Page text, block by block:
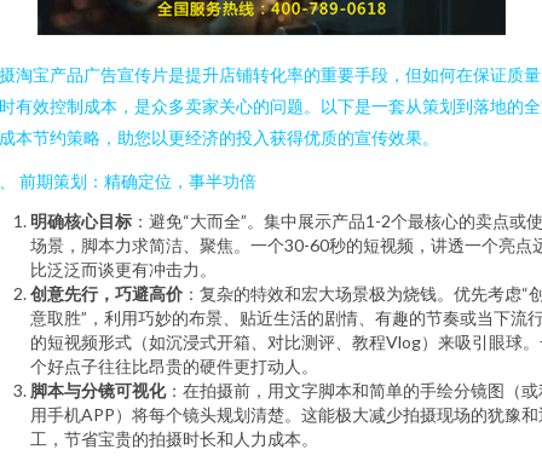
淘宝产品广告宣传片是提升店铺转化率的重要手段，但如何在保证质
有效控制成本，是众多卖家关心的问题。以下是一套从策划到落地的
本节约策略，助您以更经济的投入获得优质的宣传效果。
前期策划：精确定位，事半功倍
明确核心目标 ：避免“大而全”。集中展示产品1-2个最核心的卖点或
场景，脚本力求简洁、聚焦。一个30-60秒的短视频，讲透一个亮点
比泛泛而谈更有冲击力。
创意先行，巧避高价 ：复杂的特效和宏大场景极为烧钱。优先考虑“
意取胜”，利用巧妙的布景、贴近生活的剧情、有趣的节奏或当下流
的短视频形式（如沉浸式开箱、对比测评、教程Vlog）来吸引眼球
个好点子往往比昂贵的硬件更打动人。
脚本与分镜可视化：在拍摄前，用文字脚本和简单的手绘分镜图（或
用手机APP）将每个镜头规划清楚。这能极大减少拍摄现场的犹豫和
工，节省宝贵的拍摄时长和人力成本。